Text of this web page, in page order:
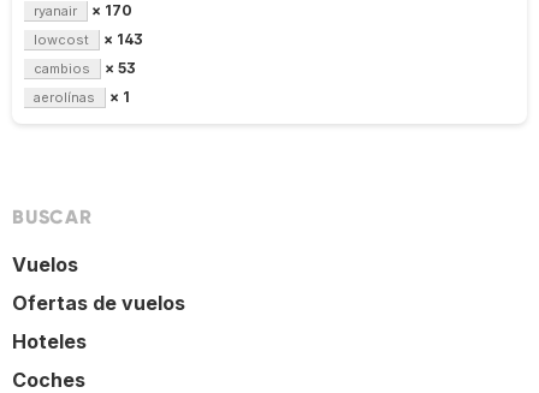
ryanair × 170
lowcost × 143
cambios × 53
aerolínas × 1
BUSCAR
Vuelos
Ofertas de vuelos
Hoteles
Coches